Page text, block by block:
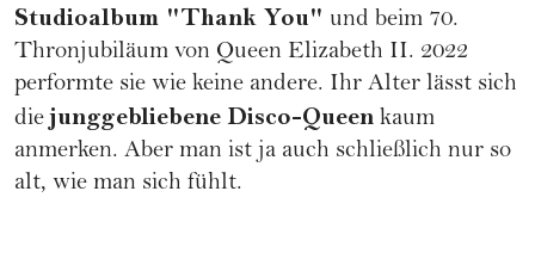
Studioalbum "Thank You" und beim 70.
Thronjubiläum von Queen Elizabeth II. 2022
performte sie wie keine andere. Ihr Alter lässt sich
diejunggebliebene Disco-Queen kaum
anmerken. Aber man ist ja auch schließlich nur so
alt, wie man sich fühlt.